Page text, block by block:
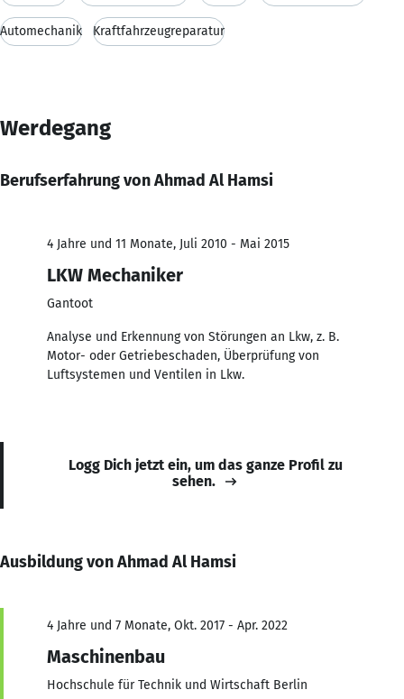
Automechanik Kraftfahrzeugreparatur
Werdegang
Berufserfahrung von Ahmad Al Hamsi
4 Jahre und 11 Monate, Juli 2010 - Mai 2015
LKW Mechaniker
Gantoot
Analyse und Erkennung von Störungen an Lkw, z. B.
Motor- oder Getriebeschaden, Überprüfung von
Luftsystemen und Ventilen in Lkw.
Logg Dich jetzt ein, um das ganze Profil zu
sehen.
Ausbildung von Ahmad Al Hamsi
4 Jahre und 7 Monate, Okt. 2017 - Apr. 2022
Maschinenbau
Hochschule für Technik und Wirtschaft Berlin